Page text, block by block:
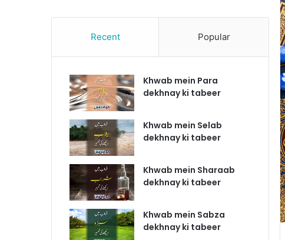
Recent Popular
Khwab mein Para
dekhnay ki tabeer
Khwab mein Selab
dekhnay ki tabeer
Khwab mein Sharaab
dekhnay ki tabeer
Khwab mein Sabza
dekhnay ki tabeer